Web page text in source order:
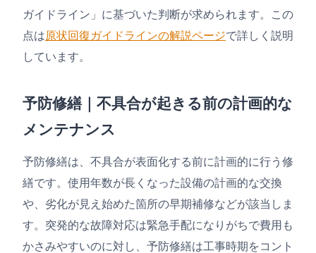
ガイドライン」に基づいた判断が求められます。この
点は原状回復ガイドラインの解説ページで詳しく説明
しています。
予防修繕｜不具合が起きる前の計画的な
メンテナンス
予防修繕は、不具合が表面化する前に計画的に行う修
繕です。使用年数が長くなった設備の計画的な交換
や、劣化が見え始めた箇所の早期補修などが該当しま
す。突発的な故障対応は緊急手配になりがちで費用も
かさみやすいのに対し、予防修繕は工事時期をコント